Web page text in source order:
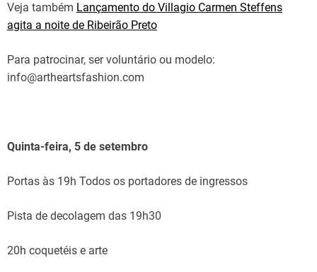
Veja também Lançamento do Villagio Carmen Steffens
agita a noite de Ribeirão Preto
Para patrocinar, ser voluntário ou modelo:
info@artheartsfashion.com
Quinta-feira, 5 de setembro
Portas às 19h Todos os portadores de ingressos
Pista de decolagem das 19h30
20h coquetéis e arte